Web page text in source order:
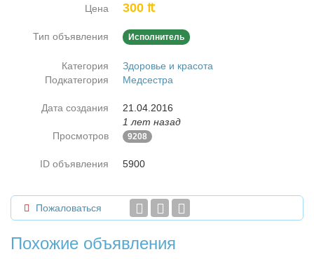
Цена 300 ₶
Тип объявления Исполнитель
Категория
Здоровье и красота
Подкатегория
Медсестра
Дата создания
21.04.2016
1 лет назад
Просмотров
9208
ID объявления 5900
Пожаловаться
Похожие объявления